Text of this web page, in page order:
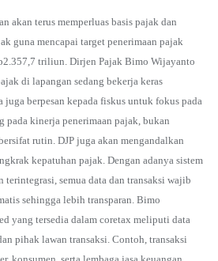
akan terus memperluas basis pajak dan
guna mencapai target penerimaan pajak
triliun. Dirjen Pajak Bimo Wijayanto
di lapangan sedang bekerja keras
juga berpesan kepada fiskus untuk fokus pada
pada kinerja penerimaan pajak, bukan
rutin. DJP juga akan mengandalkan
kepatuhan pajak. Dengan adanya sistem
semua data dan transaksi wajib
sehingga lebih transparan. Bimo
yang tersedia dalam coretax meliputi data
pihak lawan transaksi. Contoh, transaksi